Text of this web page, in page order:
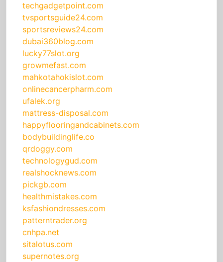
techgadgetpoint.com
tvsportsguide24.com
sportsreviews24.com
dubai360blog.com
lucky77slot.org
growmefast.com
mahkotahokislot.com
onlinecancerpharm.com
ufalek.org
mattress-disposal.com
happyflooringandcabinets.com
bodybuildinglife.co
qrdoggy.com
technologygud.com
realshocknews.com
pickgb.com
healthmistakes.com
ksfashiondresses.com
patterntrader.org
cnhpa.net
sitalotus.com
supernotes.org